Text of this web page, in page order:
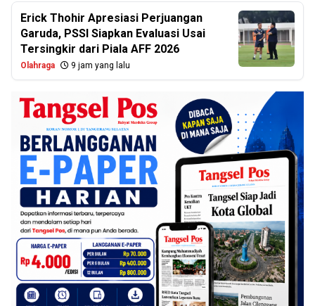
Erick Thohir Apresiasi Perjuangan
Garuda, PSSI Siapkan Evaluasi Usai
Tersingkir dari Piala AFF 2026
Olahraga 9 jam yang lalu